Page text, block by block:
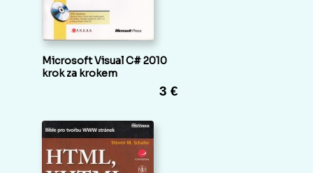
Microsoft Visual C# 2010
krok za krokem
3 €